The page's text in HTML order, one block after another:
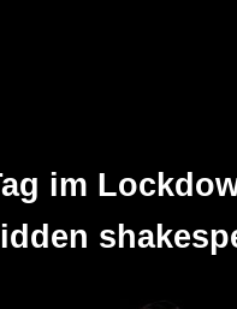
im